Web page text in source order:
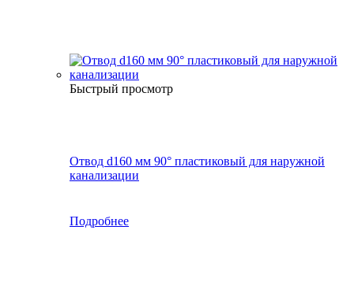
Быстрый просмотр
Отвод d160 мм 90° пластиковый для наружной
канализации
Подробнее